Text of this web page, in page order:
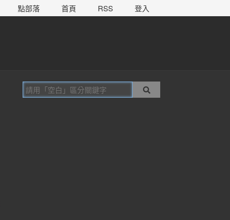
點部落 首頁 RSS 登入